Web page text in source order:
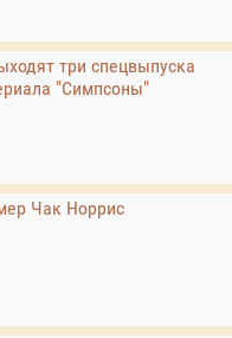
три спецвыпуска
"Симпсоны"
Чак Норрис